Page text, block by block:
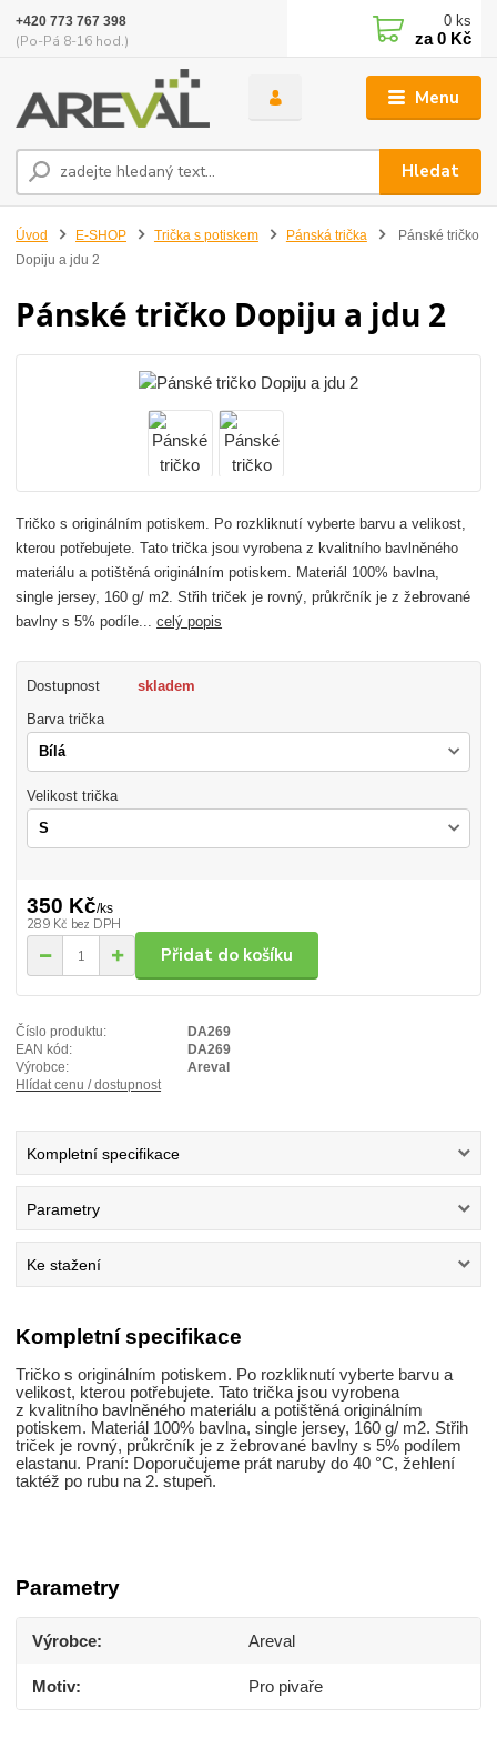
Menu
Hledat
+420 773 767 398
(Po-Pá 8-16 hod.)
0 ks
za0 Kč
Úvod E-SHOP Trička s potiskem Pánská trička
Pánské tričko
Dopiju a jdu 2
Pánské tričko Dopiju a jdu 2
Tričko s originálním potiskem. Po rozkliknutí vyberte barvu a velikost,
kterou potřebujete. Tato trička jsou vyrobena z kvalitního bavlněného
materiálu a potištěná originálním potiskem. Materiál 100% bavlna,
single jersey, 160 g/ m2. Střih triček je rovný, průkrčník je z žebrované
bavlny s 5% podíle...celý popis
Dostupnost skladem
Barva trička
Velikost trička
350 Kč/ks
289 Kč bez DPH
Přidat do košíku
Číslo produktu:
DA269
EAN kód:
DA269
Výrobce:
Areval
Hlídat cenu / dostupnost
Kompletní specifikace
Parametry
Ke stažení
Kompletní specifikace
Tričko s originálním potiskem. Po rozkliknutí vyberte barvu a
velikost, kterou potřebujete. Tato trička jsou vyrobena
z kvalitního bavlněného materiálu a potištěná originálním
potiskem. Materiál 100% bavlna, single jersey, 160 g/ m2. Střih
triček je rovný, průkrčník je z žebrované bavlny s 5% podílem
elastanu. Praní: Doporučujeme prát naruby do 40 °C, žehlení
taktéž po rubu na 2. stupeň.
Parametry
Výrobce Areval
Motiv Pro pivaře